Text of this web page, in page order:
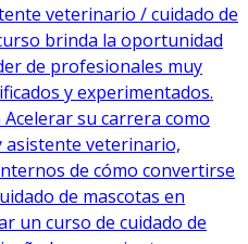
veterinario / cuidado de
brinda la oportunidad
de profesionales muy
y experimentados.
su carrera como
asistente veterinario,
de cómo convertirse
de mascotas en
un curso de cuidado de